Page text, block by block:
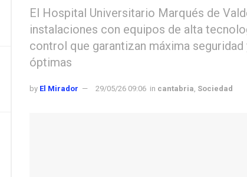
El Hospital Universitario Marqués de
instalaciones con equipos de alta
control que garantizan máxima
óptimas
by El Mirador 29/05/26 09:06 in cantabria Sociedad